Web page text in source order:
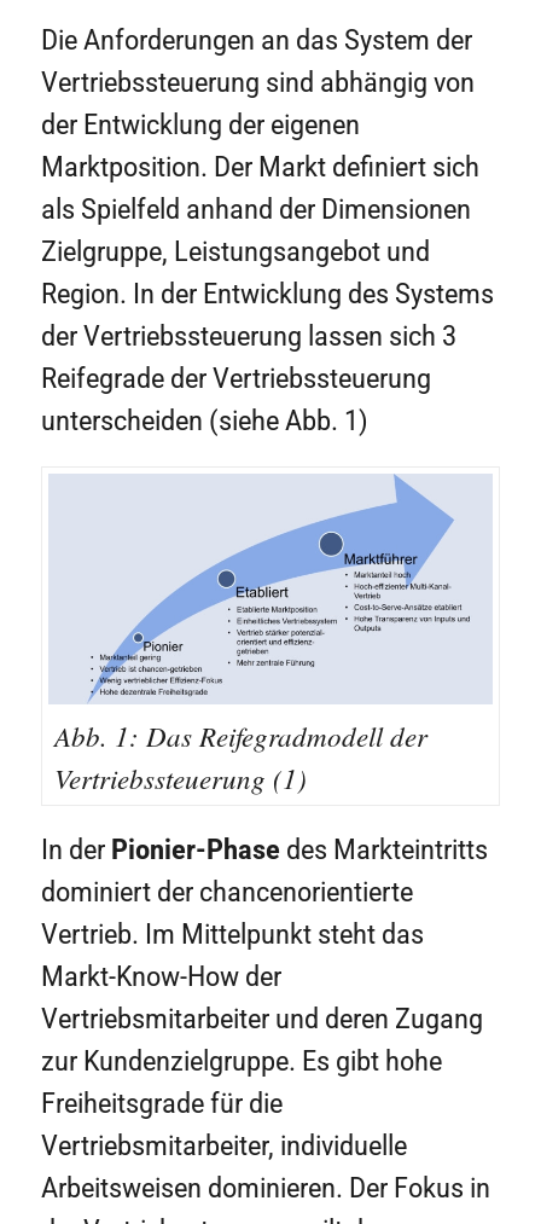
Die Anforderungen an das System der
Vertriebssteuerung sind abhängig von
der Entwicklung der eigenen
Marktposition. Der Markt definiert sich
als Spielfeld anhand der Dimensionen
Zielgruppe, Leistungsangebot und
Region. In der Entwicklung des Systems
der Vertriebssteuerung lassen sich 3
Reifegrade der Vertriebssteuerung
unterscheiden (siehe Abb. 1)
Abb. 1: Das Reifegradmodell der
Vertriebssteuerung (1)
In der Pionier-Phase des Markteintritts
dominiert der chancenorientierte
Vertrieb. Im Mittelpunkt steht das
Markt-Know-How der
Vertriebsmitarbeiter und deren Zugang
zur Kundenzielgruppe. Es gibt hohe
Freiheitsgrade für die
Vertriebsmitarbeiter, individuelle
Arbeitsweisen dominieren. Der Fokus in